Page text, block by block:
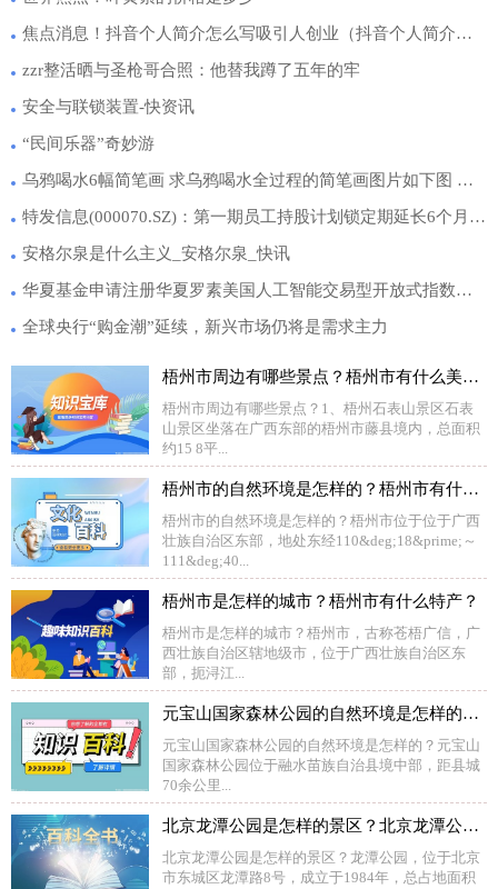
焦点消息！抖音个人简介怎么写吸引人创业（抖音个人简介怎么写吸引人）
zzr整活晒与圣枪哥合照：他替我蹲了五年的牢
安全与联锁装置-快资讯
“民间乐器”奇妙游
乌鸦喝水6幅简笔画 求乌鸦喝水全过程的简笔画图片如下图 全球观点
特发信息(000070.SZ)：第一期员工持股计划锁定期延长6个月_头条
安格尔泉是什么主义_安格尔泉_快讯
华夏基金申请注册华夏罗素美国人工智能交易型开放式指数证券投资基金（QDII） 视讯
全球央行“购金潮”延续，新兴市场仍将是需求主力
梧州市周边有哪些景点？梧州市有什么美食？
梧州市周边有哪些景点？1、梧州石表山景区石表
山景区坐落在广西东部的梧州市藤县境内，总面积
约15 8平...
梧州市的自然环境是怎样的？梧州市有什么地域文化？
梧州市的自然环境是怎样的？梧州市位于位于广西
壮族自治区东部，地处东经110&deg;18&prime;～
111&deg;40...
梧州市是怎样的城市？梧州市有什么特产？
梧州市是怎样的城市？梧州市，古称苍梧广信，广
西壮族自治区辖地级市，位于广西壮族自治区东
部，扼浔江...
元宝山国家森林公园的自然环境是怎样的？元宝山国家森林公园内有哪些景观？
元宝山国家森林公园的自然环境是怎样的？元宝山
国家森林公园位于融水苗族自治县境中部，距县城
70余公里...
北京龙潭公园是怎样的景区？北京龙潭公园内有哪些景观？
北京龙潭公园是怎样的景区？龙潭公园，位于北京
市东城区龙潭路8号，成立于1984年，总占地面积